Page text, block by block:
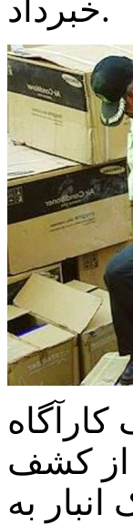
خبرداد.
مهدی افشاری امروز چهارشنبه ۴ بهمن‌ماه ۱۴۰۲ از کشف
انبار به